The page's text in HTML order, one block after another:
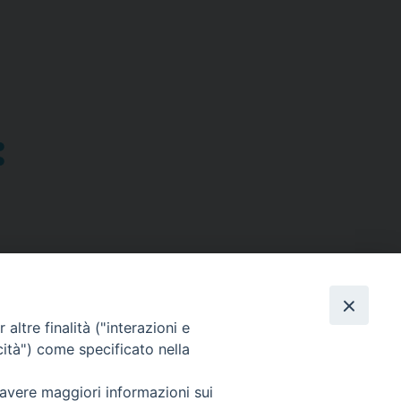
SEGUICI SU
altre finalità ("interazioni e
come specificato nella
maggiori informazioni sui